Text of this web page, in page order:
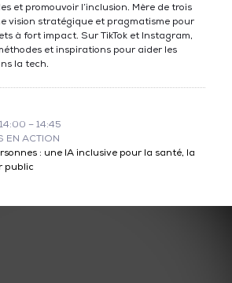
et promouvoir l’inclusion. Mère de trois
vision stratégique et pragmatisme pour
à fort impact. Sur TikTok et Instagram,
et inspirations pour aider les
la tech.
14:00 – 14:45
EN ACTION
: une IA inclusive pour la santé, la
public